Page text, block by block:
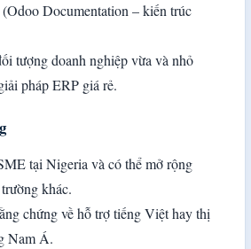
Documentation – kiến trúc
tượng doanh nghiệp vừa và nhỏ
pháp ERP giá rẻ.
tại Nigeria và có thể mở rộng
khác.
chứng về hỗ trợ tiếng Việt hay thị
Nam Á.